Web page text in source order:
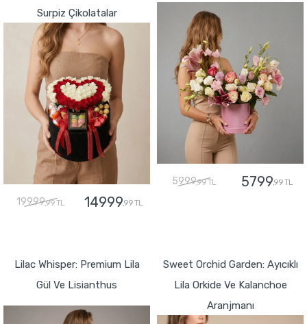
Surpiz Çikolatalar
19999,99 TL 14999,99 TL
5999,99 TL 5799,99 TL
Lilac Whisper: Premium Lila
Gül Ve Lisianthus
Sweet Orchid Garden: Ayıcıklı
Lila Orkide Ve Kalanchoe
Aranjmanı